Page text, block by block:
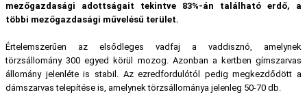
mezőgazdasági adottságait tekintve 83%-án található erdő, a
többi mezőgazdasági művelésű terület.
Értelemszerűen az elsődleges vadfaj a vaddisznó, amelynek
törzsállomány 300 egyed körül mozog. Azonban a kertben gímszarvas
állomány jelenléte is stabil. Az ezredfordulótól pedig megkezdődött a
dámszarvas telepítése is, amelynek törzsállománya jelenleg 50-70 db.